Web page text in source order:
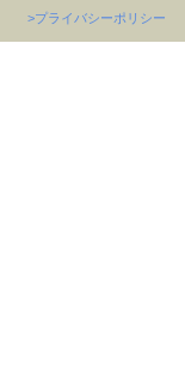
>プライバシーポリシー